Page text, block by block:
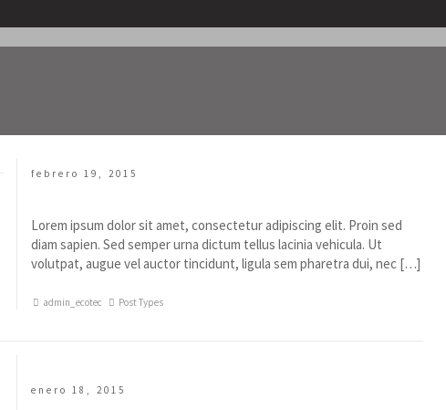
febrero 19, 2015
Lorem ipsum dolor sit amet, consectetur adipiscing elit. Proin sed
diam sapien. Sed semper urna dictum tellus lacinia vehicula. Ut
volutpat, augue vel auctor tincidunt, ligula sem pharetra dui, nec […]
admin_ecotec Post Types
enero 18, 2015